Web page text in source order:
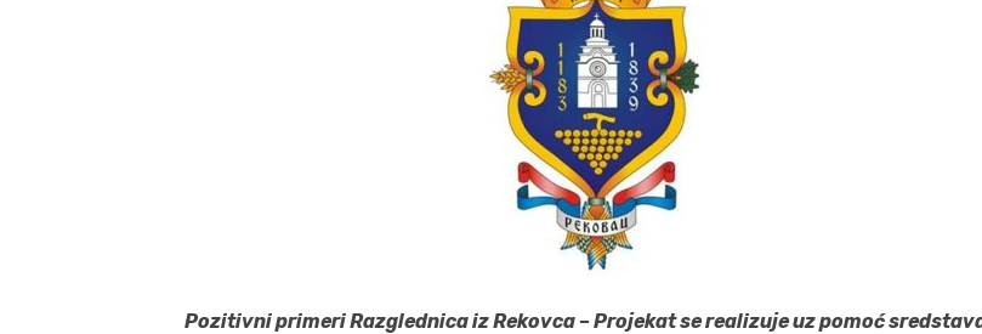
Pozitivni primeri Razglednica iz Rekovca – Projekat se realizuje uz pomoć